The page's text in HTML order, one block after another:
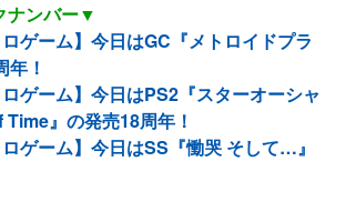
ナンバー▼
ロゲーム】今日はGC『メトロイドプラ
！
ロゲーム】今日はPS2『スターオーシャ
』の発売18周年！
ロゲーム】今日はSS『慟哭 そして…』